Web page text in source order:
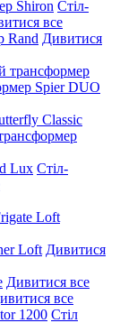
Shiron Стіл-
все
Rand Дивитися
трансформер
Spier DUO
Classic
Lux Стіл-
Loft
Loft Дивитися
Дивитися все
все
1200 Стіл